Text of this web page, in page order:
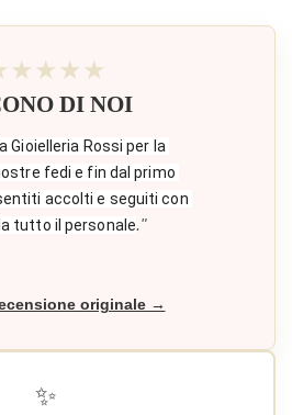
DI NOI
Gioielleria Rossi per la
fedi e fin dal primo
accolti e seguiti con
tutto il personale."
originale →
✨